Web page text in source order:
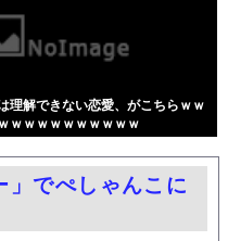
た時は0だっ...
飲めてイケメン...
ト』をra...
ット「それ...
」
で治療中断―危...
理解できない恋愛、がこちらｗｗ
ｗｗｗｗｗｗｗｗｗｗ
」でぺしゃんこに